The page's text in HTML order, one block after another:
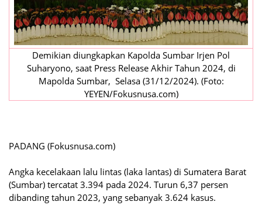
Demikian diungkapkan Kapolda Sumbar Irjen Pol
Suharyono, saat Press Release Akhir Tahun 2024, di
Mapolda Sumbar, Selasa (31/12/2024). (Foto:
YEYEN/Fokusnusa.com)
PADANG (Fokusnusa.com)
Angka kecelakaan lalu lintas (laka lantas) di Sumatera Barat
(Sumbar) tercatat 3.394 pada 2024. Turun 6,37 persen
dibanding tahun 2023, yang sebanyak 3.624 kasus.